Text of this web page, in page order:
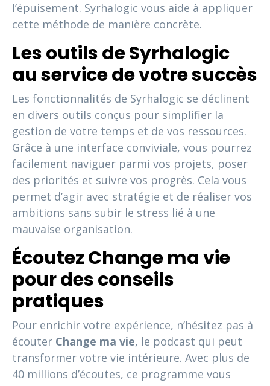
l’épuisement. Syrhalogic vous aide à appliquer
cette méthode de manière concrète.
Les outils de Syrhalogic
au service de votre succès
Les fonctionnalités de Syrhalogic se déclinent
en divers outils conçus pour simplifier la
gestion de votre temps et de vos ressources.
Grâce à une interface conviviale, vous pourrez
facilement naviguer parmi vos projets, poser
des priorités et suivre vos progrès. Cela vous
permet d’agir avec stratégie et de réaliser vos
ambitions sans subir le stress lié à une
mauvaise organisation.
Écoutez Change ma vie
pour des conseils
pratiques
Pour enrichir votre expérience, n’hésitez pas à
écouter Change ma vie, le podcast qui peut
transformer votre vie intérieure. Avec plus de
40 millions d’écoutes, ce programme vous